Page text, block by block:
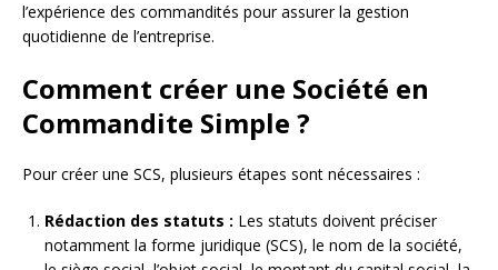
l’expérience des commandités pour assurer la gestion
quotidienne de l’entreprise.
Comment créer une Société en
Commandite Simple ?
Pour créer une SCS, plusieurs étapes sont nécessaires :
Rédaction des statuts : Les statuts doivent préciser
notamment la forme juridique (SCS), le nom de la société,